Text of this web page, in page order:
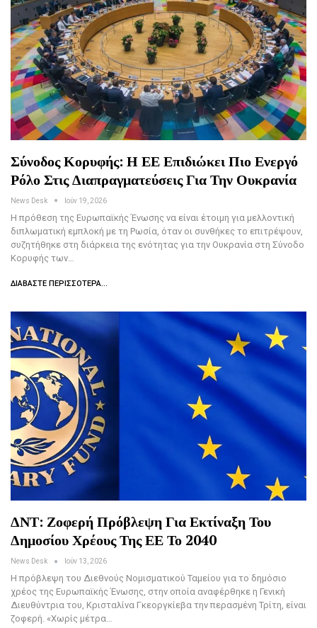
Σύνοδος Κορυφής: Η ΕΕ Επιδιώκει Πιο Ενεργό
Ρόλο Στις Διαπραγματεύσεις Για Την Ουκρανία
News Desk Ιούν 19, 2026
Η πρόθεση της Ευρωπαϊκής Ένωσης να είναι έτοιμη για μελλοντική
διπλωματική εμπλοκή με τη Ρωσία, όταν οι συνθήκες το επιτρέψουν,
συζητήθηκε στη διάρκεια της ενότητας για την Ουκρανία στη Σύνοδο
Κορυφής των…
ΔΙΑΒΆΣΤΕ ΠΕΡΙΣΣΌΤΕΡΑ...
ΔΝΤ: Ζοφερή Πρόβλεψη Για Εκτίναξη Του
Δημοσίου Χρέους Της ΕΕ Το 2040
News Desk Ιούν 13, 2026
Η πρόβλεψη του Διεθνούς Νομισματικού Ταμείου για το δημόσιο
χρέος της Ευρωπαϊκής Ένωσης, στην οποία αναφέρθηκε η Γενική
Διευθύντρια του, Κρισταλίνα Γκεοργκίεβα την περασμένη Τρίτη, είναι
ζοφερή. «Χωρίς μέτρα…